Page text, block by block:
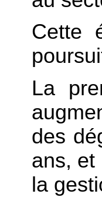
Cette
La
des
ans, et
la